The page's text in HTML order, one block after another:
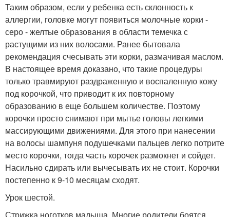
Таким образом, если у ребенка есть склонность к
аллергии, головке могут появиться молочные корки -
серо - желтые образования в области темечка с
растущими из них волосами. Ранее бытовала
рекомендация счесывать эти корки, размачивая маслом.
В настоящее время доказано, что такие процедуры
только травмируют раздраженную и воспаленную кожу
под корочкой, что приводит к их повторному
образованию в еще большем количестве. Поэтому
корочки просто снимают при мытье головы легкими
массирующими движениями. Для этого при нанесении
на волосы шампуня подушечками пальцев легко потрите
место корочки, тогда часть корочек размокнет и сойдет.
Насильно сдирать или вычесывать их не стоит. Корочки
постепенно к 9-10 месяцам сходят.
Урок шестой.
Стрижка ноготков малыша. Многие родители боятся